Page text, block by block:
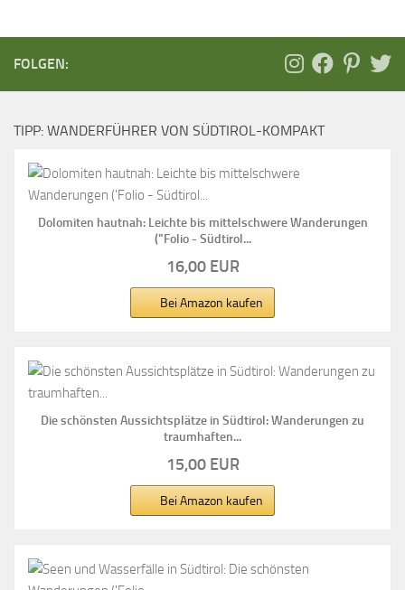
FOLGEN:
TIPP: WANDERFÜHRER VON SÜDTIROL-KOMPAKT
Dolomiten hautnah: Leichte bis mittelschwere Wanderungen
("Folio - Südtirol...
16,00 EUR
Bei Amazon kaufen
Die schönsten Aussichtsplätze in Südtirol: Wanderungen zu
traumhaften...
15,00 EUR
Bei Amazon kaufen